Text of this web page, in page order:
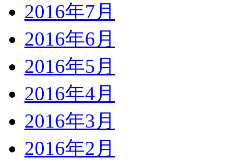
2016年7月
2016年6月
2016年5月
2016年4月
2016年3月
2016年2月